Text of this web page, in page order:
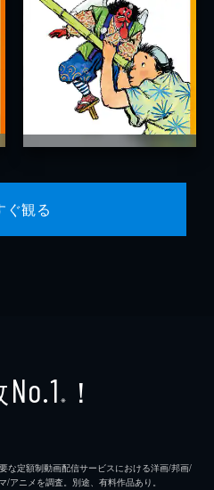
ぐ観る
No.1 ※ ！
な定額制動画配信サービスにおける洋画/邦画/
アニメを調査。別途、有料作品あり。